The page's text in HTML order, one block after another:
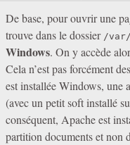
De base, pour ouvrir une
trouve dans le dossier /var/
Windows. On y accède
Cela n’est pas forcément
est installée Windows, une
(avec un petit soft installé
conséquent, Apache est
partition documents et non